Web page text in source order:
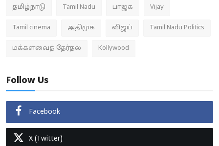
தமிழ்நாடு Tamil Nadu பாஜக Vijay
Tamil cinema அதிமுக விஜய் Tamil Nadu Politics
மக்களவைத் தேர்தல் Kollywood
Follow Us
Facebook
X (Twitter)